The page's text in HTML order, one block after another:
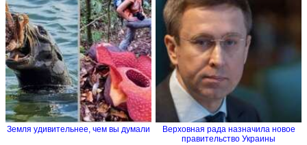
Земля удивительнее, чем вы думали
Верховная рада назначила новое
правительство Украины